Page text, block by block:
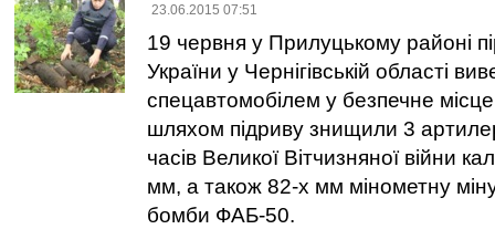
23.06.2015 07:51
19 червня у Прилуцькому районі
України у Чернігівській області
спецавтомобілем у безпечне
шляхом підриву знищили 3
часів Великої Вітчизняної війни
мм, а також 82-х мм мінометну міну
бомби ФАБ-50.